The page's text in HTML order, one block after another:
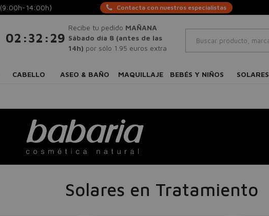
(9:00h-14:00h) Contacta con nuestros especialistas
02 :32 : 28
Recibe tu pedido MAÑANA
Sábado día 8 (antes de las
14h) por sólo 1.95 euros extra
CABELLO ASEO & BAÑO MAQUILLAJE BEBÉS Y NIÑOS SOLARES
Solares en Tratamiento